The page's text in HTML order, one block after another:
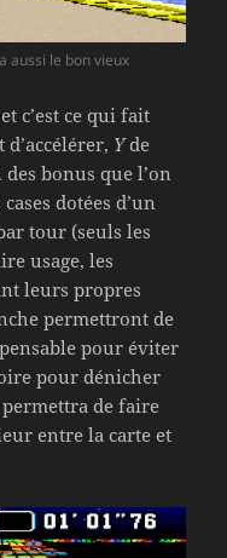
aussi le bon vieux
c’est ce qui fait
d’accélérer, Yde
bonus que l’on
dotées d’un
tour (seuls les
usage, les
leurs propres
permettront de
pour éviter
pour dénicher
de faire
entre la carte et